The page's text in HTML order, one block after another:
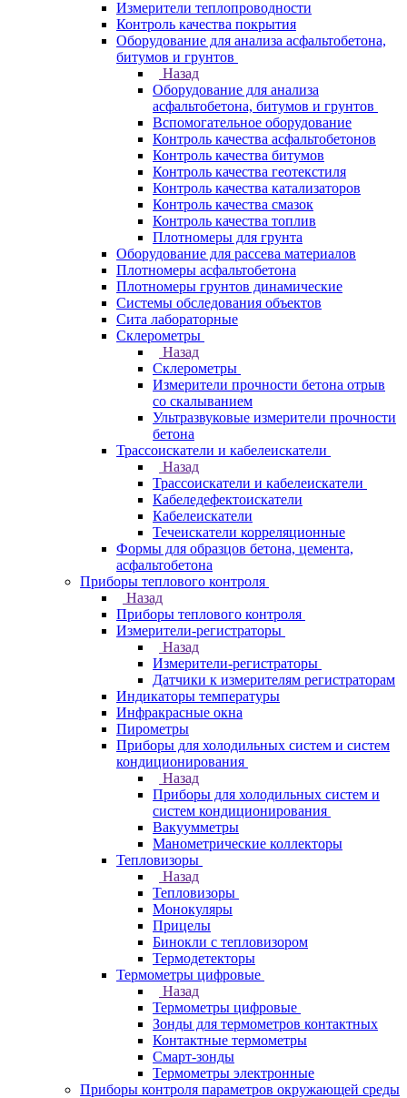
Измерители теплопроводности
Контроль качества покрытия
Оборудование для анализа асфальтобетона,
битумов и грунтов
Назад
Оборудование для анализа
асфальтобетона, битумов и грунтов
Вспомогательное оборудование
Контроль качества асфальтобетонов
Контроль качества битумов
Контроль качества геотекстиля
Контроль качества катализаторов
Контроль качества смазок
Контроль качества топлив
Плотномеры для грунта
Оборудование для рассева материалов
Плотномеры асфальтобетона
Плотномеры грунтов динамические
Системы обследования объектов
Сита лабораторные
Склерометры
Назад
Склерометры
Измерители прочности бетона отрыв
со скалыванием
Ультразвуковые измерители прочности
бетона
Трассоискатели и кабелеискатели
Назад
Трассоискатели и кабелеискатели
Кабеледефектоискатели
Кабелеискатели
Течеискатели корреляционные
Формы для образцов бетона, цемента,
асфальтобетона
Приборы теплового контроля
Назад
Приборы теплового контроля
Измерители-регистраторы
Назад
Измерители-регистраторы
Датчики к измерителям регистраторам
Индикаторы температуры
Инфракрасные окна
Пирометры
Приборы для холодильных систем и систем
кондиционирования
Назад
Приборы для холодильных систем и
систем кондиционирования
Вакуумметры
Манометрические коллекторы
Тепловизоры
Назад
Тепловизоры
Монокуляры
Прицелы
Бинокли с тепловизором
Термодетекторы
Термометры цифровые
Назад
Термометры цифровые
Зонды для термометров контактных
Контактные термометры
Смарт-зонды
Термометры электронные
Приборы контроля параметров окружающей среды